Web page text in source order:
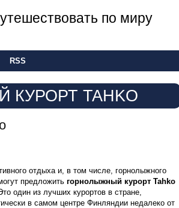
по миру
RSS
TAHKO
отдыха и, в том числе, горнолыжного
предложить горнолыжный курорт Tahko
один из лучших курортов в стране,
в самом центре Финляндии недалеко от